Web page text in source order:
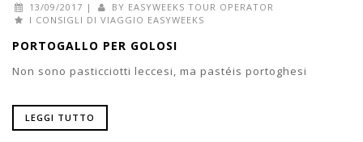
13/09/2017 | BY EASYWEEKS TOUR OPERATOR
I CONSIGLI DI VIAGGIO EASYWEEKS
PORTOGALLO PER GOLOSI
Non sono pasticciotti leccesi, ma pastéis portoghesi
LEGGI TUTTO